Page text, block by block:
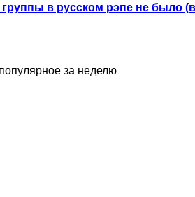
группы в русском рэпе не было
за неделю